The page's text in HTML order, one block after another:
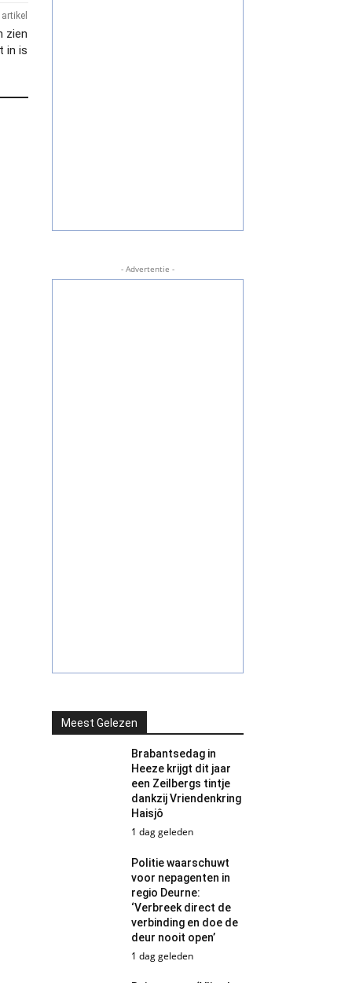
zien
in is
- Advertentie -
Meest Gelezen
Brabantsedag in
Heeze krijgt dit jaar
een Zeilbergs tintje
dankzij Vriendenkring
Haisjô
1 dag geleden
Politie waarschuwt
voor nepagenten in
regio Deurne:
‘Verbreek direct de
verbinding en doe de
deur nooit open’
1 dag geleden